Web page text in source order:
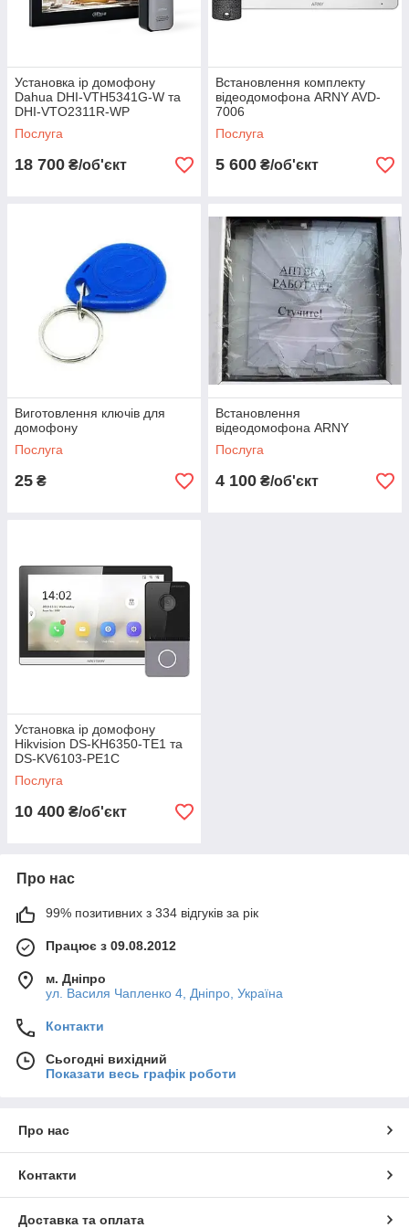
🏆Чому варто замовити встановлення у нас?
обладнання.
✅Провідні бренди– Hikvision, Dahua, Slinex, NeoLight, Arny.
✅Гарантія та технічна підтримка– допомога на всіх
етапах експлуатації.
✅Доступні ціни – вигідні умови для кожного клієнта.
📞 Замовляйте встановлення домофону
Установка ip домофону
Dahua DHI-VTH5341G-W та
DHI-VTO2311R-WP
Послуга
18 700 ₴/об'єкт
Встановлення комплекту
відеодомофона ARNY AVD-
7006
Послуга
5 600 ₴/об'єкт
Виготовлення ключів для
домофону
Послуга
25 ₴
Встановлення
відеодомофона ARNY
Послуга
4 100 ₴/об'єкт
Установка ip домофону
Hikvision DS-KH6350-TE1 та
DS-KV6103-PE1C
Послуга
10 400 ₴/об'єкт
Про нас
99% позитивних з 334 відгуків за рік
Працює з 09.08.2012
м. Дніпро
ул. Василя Чапленко 4, Дніпро, Україна
Контакти
Сьогодні вихідний
Показати весь графік роботи
Про нас
Контакти
Доставка та оплата